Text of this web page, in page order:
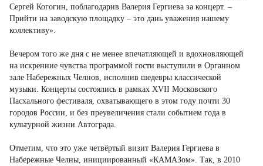
Сергей Когогин, поблагодарив Валерия Гергиева за концерт. –
Прийти на заводскую площадку – это дань уважения нашему
коллективу».
Вечером того же дня с не менее впечатляющей и вдохновляющей
на искренние чувства программой гости выступили в Органном
зале Набережных Челнов, исполнив шедевры классической
музыки. Концерты состоялись в рамках XVII Московского
Пасхального фестиваля, охватывающего в этом году почти 30
городов России, и без преувеличения стали событием года в
культурной жизни Автограда.
Отметим, что это уже четвёртый визит Валерия Гергиева в
Набережные Челны, инициированный «КАМАЗом». Так, в 2010